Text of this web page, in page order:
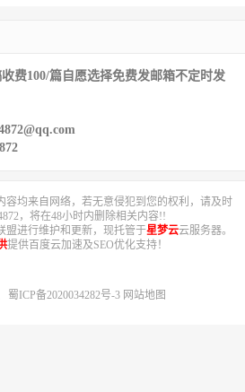
费100/篇自愿选择免费发邮箱不定时发
容均来自网络，若无意侵犯到您的权利，请及时
，将在48小时内删除相关内容!!
盟进行维护和更新，现托管于星梦云云服务器。
提供百度云加速及SEO优化支持！
蜀ICP备2020034282号-3 网站地图